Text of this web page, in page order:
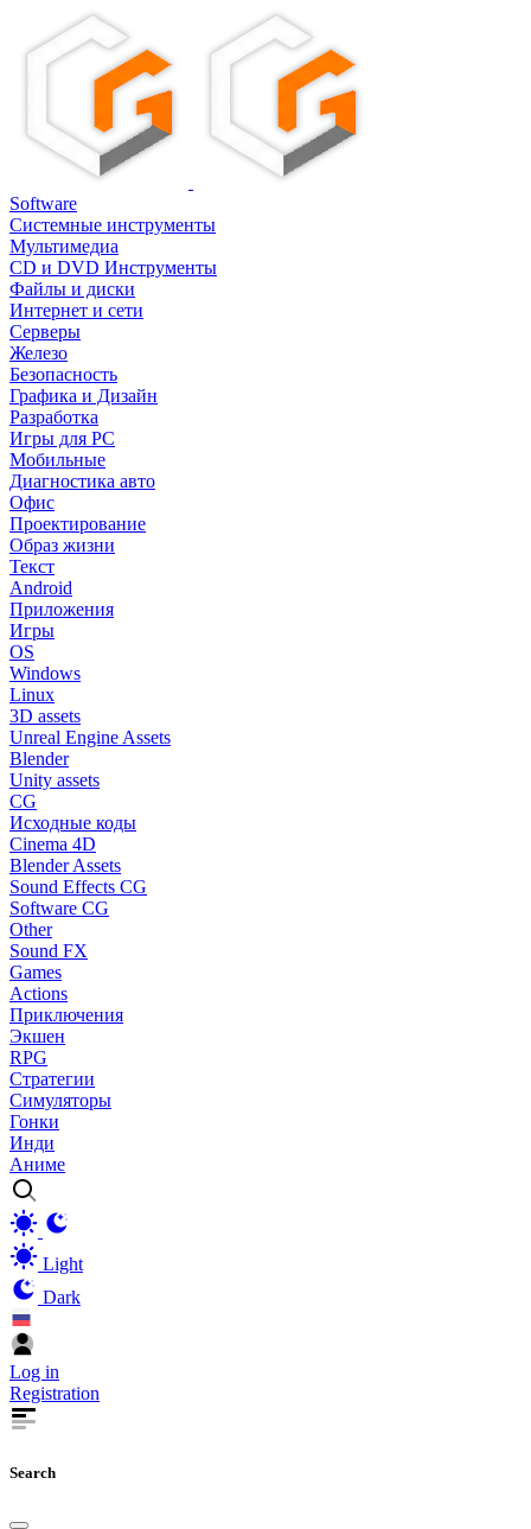
Software
Системные инструменты
Мультимедиа
CD и DVD Инструменты
Файлы и диски
Интернет и сети
Серверы
Железо
Безопасность
Графика и Дизайн
Разработка
Игры для PC
Мобильные
Диагностика авто
Офис
Проектирование
Образ жизни
Текст
Android
Приложения
Игры
OS
Windows
Linux
3D assets
Unreal Engine Assets
Blender
Unity assets
CG
Исходные коды
Cinema 4D
Blender Assets
Sound Effects CG
Software CG
Other
Sound FX
Games
Actions
Приключения
Экшен
RPG
Стратегии
Симуляторы
Гонки
Инди
Аниме
Light
Dark
Log in
Registration
Search